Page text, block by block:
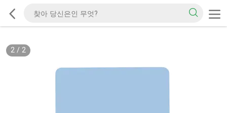
2/ 2